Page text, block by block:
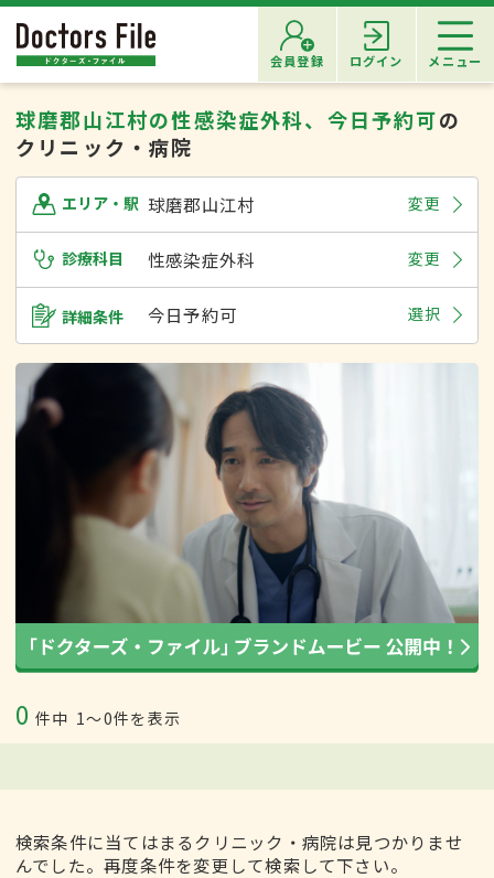
会員登録 ログイン メニュー
球磨郡山江村の性感染症外科、今日予約可の
クリニック・病院
エリア・駅 球磨郡山江村 変更
診療科目 性感染症外科 変更
詳細条件 今日予約可 選択
0 件中 1〜0件を表示
検索条件に当てはまるクリニック・病院は見つかりませ
んでした。再度条件を変更して検索して下さい。